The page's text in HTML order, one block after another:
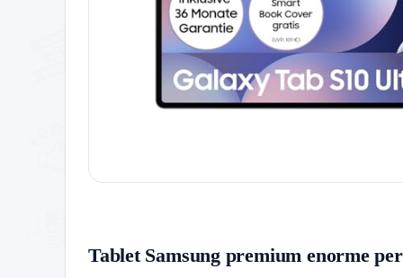
Tablet Samsung premium enorme